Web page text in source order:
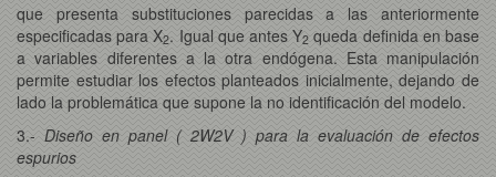
que presenta substituciones parecidas a las anteriormente
especificadas para X2. Igual que antes Y2 queda definida en base
a variables diferentes a la otra endógena. Esta manipulación
permite estudiar los efectos planteados inicialmente, dejando de
lado la problemática que supone la no identificación del modelo.
3.- Diseño en panel ( 2W2V ) para la evaluación de efectos
espurios